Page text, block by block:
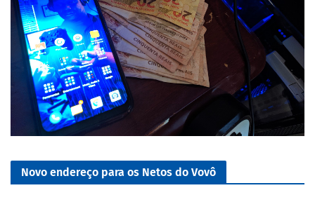
Novo endereço para os Netos do Vovô